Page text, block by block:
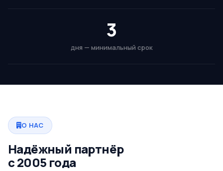
3
дня — минимальный срок
О НАС
Надёжный партнёр
с 2005 года